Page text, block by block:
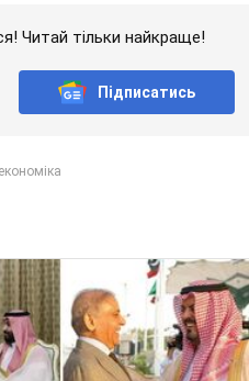
Читай тільки найкраще!
Підписатись